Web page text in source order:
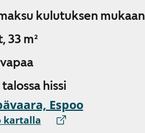
kulutuksen mukaan
33 m²
talossa hissi
Espoo
kartalla